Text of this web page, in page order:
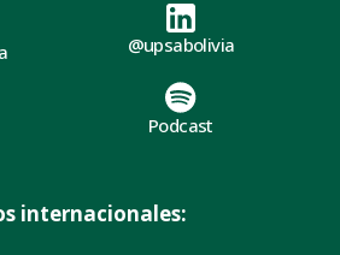
@upsabolivia
Podcast
internacionales: